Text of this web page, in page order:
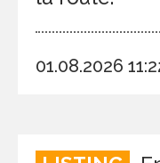
01.08.2026